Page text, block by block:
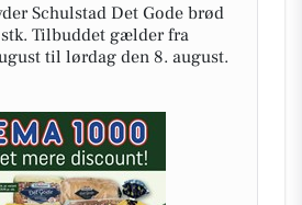
Schulstad Det Gode brød
Tilbuddet gælder fra
til lørdag den 8. august.